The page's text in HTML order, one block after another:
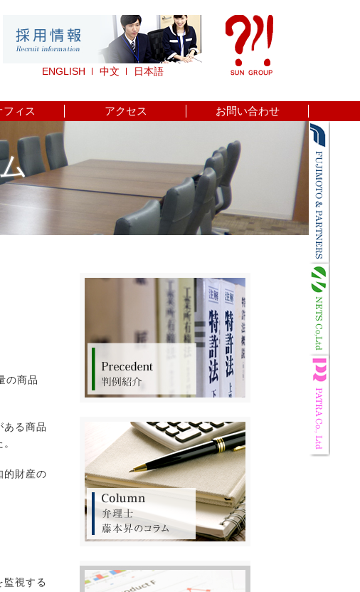
ENGLISH 中文 日本語
フィス アクセス お問い合わせ
の商品
る商品
的財産の
視する